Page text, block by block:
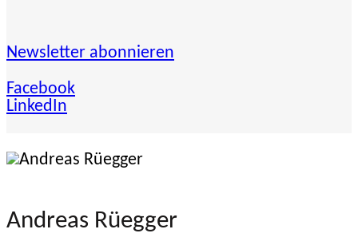
Newsletter abonnieren
Facebook
LinkedIn
Andreas Rüegger